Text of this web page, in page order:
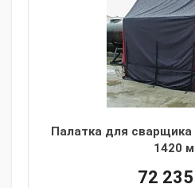
Палатка для
1420
72 235